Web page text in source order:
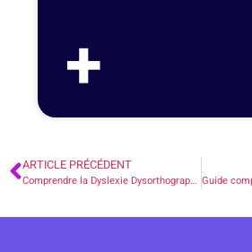
+
ARTICLE PRÉCÉDENT
Comprendre la Dyslexie Dysorthographie et la Dysgraphie.